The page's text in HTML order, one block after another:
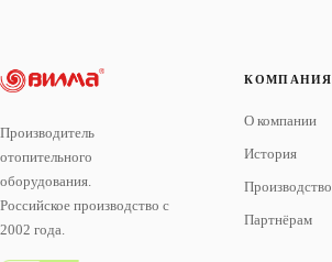
Производитель
отопительного
оборудования.
Российское производство с
2002 года.
КОМПАНИЯ
О компании
История
Производство
Партнёрам